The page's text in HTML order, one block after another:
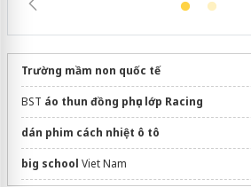
Trường mầm non quốc tế
BST áo thun đồng phục lớp Racing
dán phim cách nhiệt ô tô
big school Viet Nam